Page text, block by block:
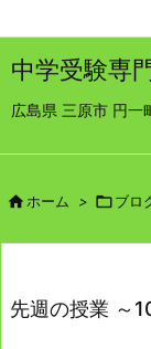
中学受験専
広島県 三原市 円
 ホーム > ブロ
先週の授業 ～